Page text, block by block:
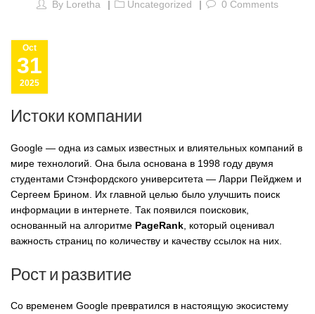
By Loretha Uncategorized 0 Comments
31
Oct
2025
Истоки компании
Google — одна из самых известных и влиятельных компаний в
мире технологий. Она была основана в 1998 году двумя
студентами Стэнфордского университета — Ларри Пейджем и
Сергеем Брином. Их главной целью было улучшить поиск
информации в интернете. Так появился поисковик,
основанный на алгоритме PageRank , который оценивал
важность страниц по количеству и качеству ссылок на них.
Рост и развитие
Со временем Google превратился в настоящую экосистему